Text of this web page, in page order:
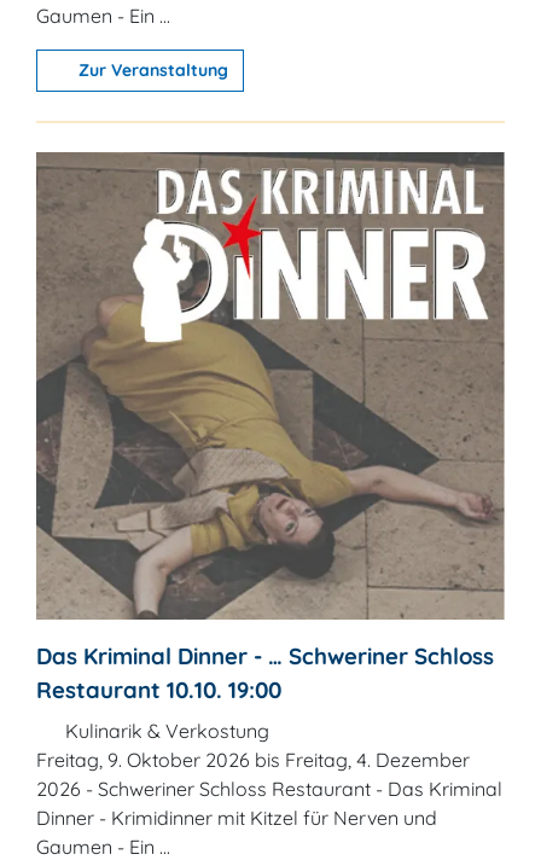
Gaumen - Ein ...
Zur Veranstaltung
Das Kriminal Dinner - … Schweriner Schloss
Restaurant 10.10. 19:00
Kulinarik & Verkostung
Freitag, 9. Oktober 2026 bis Freitag, 4. Dezember
2026 - Schweriner Schloss Restaurant - Das Kriminal
Dinner - Krimidinner mit Kitzel für Nerven und
Gaumen - Ein ...